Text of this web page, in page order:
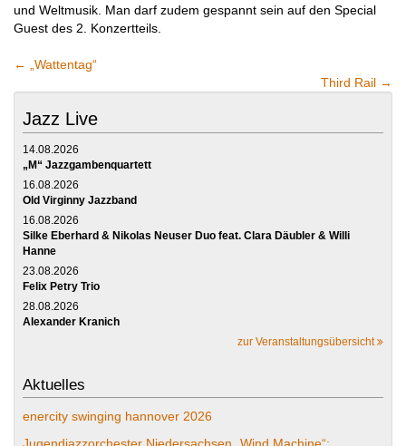
und Weltmusik. Man darf zudem gespannt sein auf den Special
Guest des 2. Konzertteils.
←
„Wattentag“
Third Rail →
Jazz Live
14.08.2026
„M“ Jazzgambenquartett
16.08.2026
Old Virginny Jazzband
16.08.2026
Silke Eberhard & Nikolas Neuser Duo feat. Clara Däubler & Willi
Hanne
23.08.2026
Felix Petry Trio
28.08.2026
Alexander Kranich
zur Veranstaltungsübersicht
Aktuelles
enercity swinging hannover 2026
Jugendjazzorchester Niedersachsen „Wind Machine“: